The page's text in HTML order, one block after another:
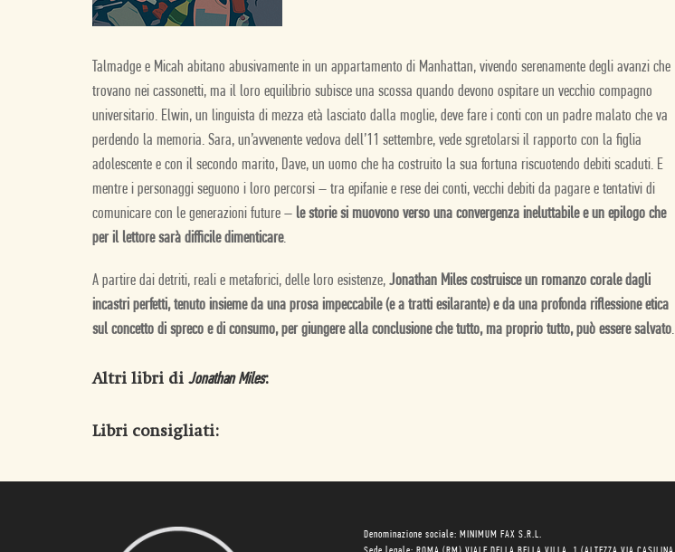
Talmadge e Micah abitano abusivamente in un appartamento di Manhattan, vivendo serenamente degli avanzi che
trovano nei cassonetti, ma il loro equilibrio subisce una scossa quando devono ospitare un vecchio compagno
universitario. Elwin, un linguista di mezza età lasciato dalla moglie, deve fare i conti con un padre malato che va
perdendo la memoria. Sara, un’avvenente vedova dell’11 settembre, vede sgretolarsi il rapporto con la figlia
adolescente e con il secondo marito, Dave, un uomo che ha costruito la sua fortuna riscuotendo debiti scaduti. E
mentre i personaggi seguono i loro percorsi – tra epifanie e rese dei conti, vecchi debiti da pagare e tentativi di
comunicare con le generazioni future – le storie si muovono verso una convergenza ineluttabile e un epilogo che
per il lettore sarà difficile dimenticare.
A partire dai detriti, reali e metaforici, delle loro esistenze, Jonathan Miles costruisce un romanzo corale dagli
incastri perfetti, tenuto insieme da una prosa impeccabile (e a tratti esilarante) e da una profonda riflessione etica
sul concetto di spreco e di consumo, per giungere alla conclusione che tutto, ma proprio tutto, può essere salvato.
Altri libri di Jonathan Miles:
Libri consigliati:
Denominazione sociale: MINIMUM FAX S.R.L.